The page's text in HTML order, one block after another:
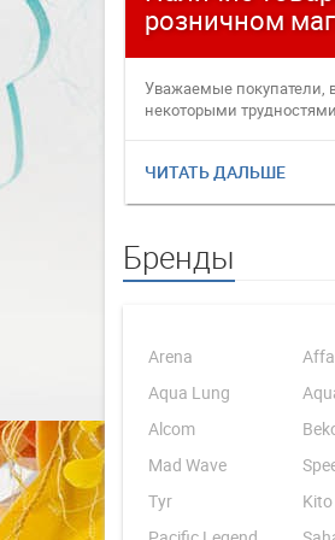
розничном
Уважаемые покупатели,
некоторыми
ЧИТАТЬ ДАЛЬШЕ
Бренды
Arena
Aqua Lung
Alcom
Mad Wave
Tyr
Kito